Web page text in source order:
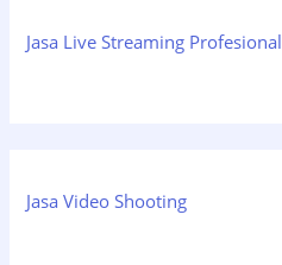
Jasa Live Streaming Profesional
Jasa Video Shooting